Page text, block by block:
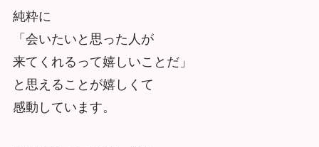
純粋に
「会いたいと思った人が
来てくれるって嬉しいことだ」
と思えることが嬉しくて
感動しています。